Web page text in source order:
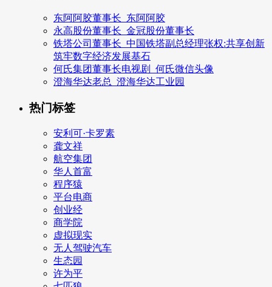
东阿阿胶董事长_东阿阿胶
永高股份董事长_金冠股份董事长
铁塔公司董事长_中国铁塔副总经理张权:共享创新
筑牢数字经济发展基石
何氏集团董事长电视剧_何氏微信头像
澄海华达老总_澄海华达工业园
热门标签
安利可·卡罗素
龚文祥
航空集团
华人首富
程序猿
平台电商
创业经
商学院
虚拟现实
无人驾驶汽车
生态园
许为平